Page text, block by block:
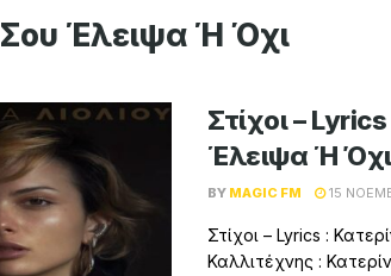
Σου Έλειψα Ή Όχι
Στίχοι –
Έλειψα Ή Όχι
BY MAGIC FM 15
Στίχοι – Lyrics :
Καλλιτέχνης :